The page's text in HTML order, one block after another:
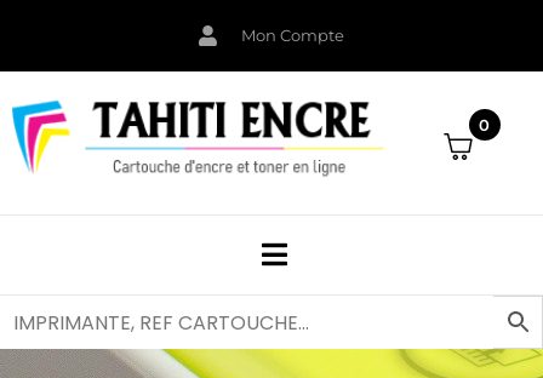
Mon Compte
0